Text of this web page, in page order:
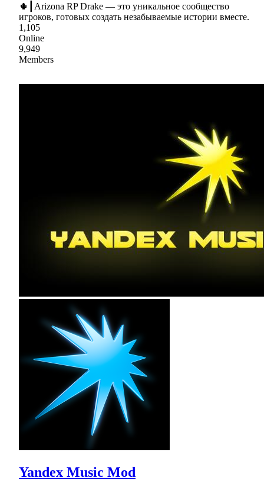
🌵┃Arizona RP Drake — это уникальное сообщество
игроков, готовых создать незабываемые истории вместе.
1,105
Online
9,949
Members
Yandex Music Mod